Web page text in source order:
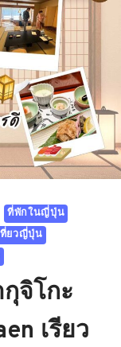
ที่พักในญี่ปุ่น
ที่ยวญี่ปุ่น
จิโกะ
เรียว